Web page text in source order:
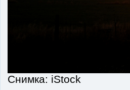
Снимка: iStock